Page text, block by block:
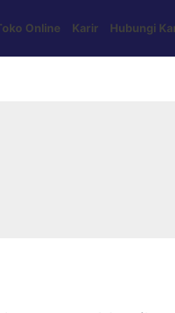
Online Karir Hubungi